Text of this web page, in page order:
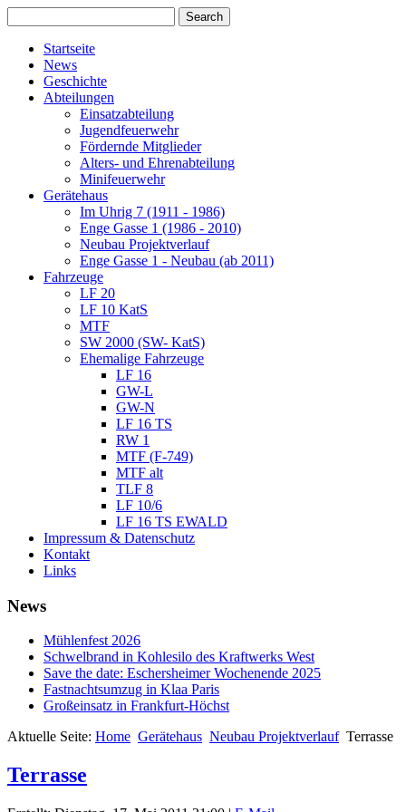
Startseite
News
Geschichte
Abteilungen
Einsatzabteilung
Jugendfeuerwehr
Fördernde Mitglieder
Alters- und Ehrenabteilung
Minifeuerwehr
Gerätehaus
Im Uhrig 7 (1911 - 1986)
Enge Gasse 1 (1986 - 2010)
Neubau Projektverlauf
Enge Gasse 1 - Neubau (ab 2011)
Fahrzeuge
LF 20
LF 10 KatS
MTF
SW 2000 (SW- KatS)
Ehemalige Fahrzeuge
LF 16
GW-L
GW-N
LF 16 TS
RW 1
MTF (F-749)
MTF alt
TLF 8
LF 10/6
LF 16 TS EWALD
Impressum & Datenschutz
Kontakt
Links
News
Mühlenfest 2026
Schwelbrand in Kohlesilo des Kraftwerks West
Save the date: Eschersheimer Wochenende 2025
Fastnachtsumzug in Klaa Paris
Großeinsatz in Frankfurt-Höchst
Aktuelle Seite: Home Gerätehaus Neubau Projektverlauf Terrasse
Terrasse